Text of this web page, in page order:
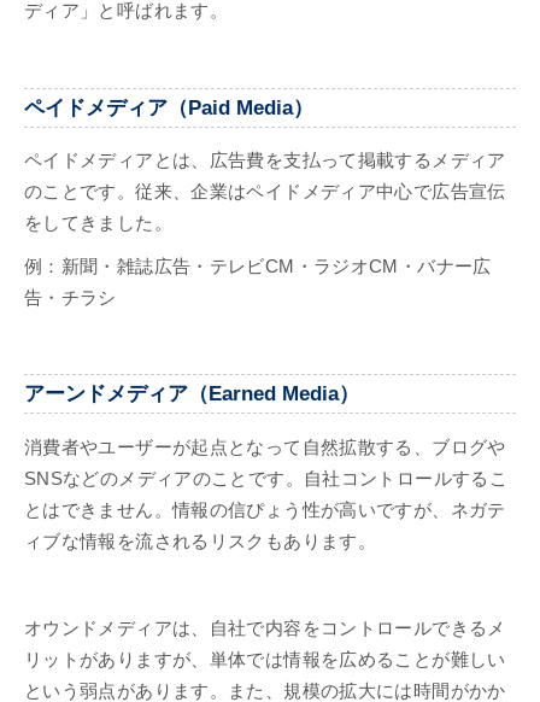
ディア」と呼ばれます。
ペイドメディア（Paid Media）
ペイドメディアとは、広告費を支払って掲載するメディア
のことです。従来、企業はペイドメディア中心で広告宣伝
をしてきました。
例：新聞・雑誌広告・テレビCM・ラジオCM・バナー広
告・チラシ
アーンドメディア（Earned Media）
消費者やユーザーが起点となって自然拡散する、ブログや
SNSなどのメディアのことです。自社コントロールするこ
とはできません。情報の信ぴょう性が高いですが、ネガテ
ィブな情報を流されるリスクもあります。
オウンドメディアは、自社で内容をコントロールできるメ
リットがありますが、単体では情報を広めることが難しい
という弱点があります。また、規模の拡大には時間がかか